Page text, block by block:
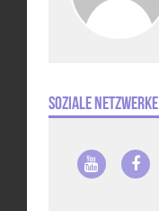
Soziale Netzwerke